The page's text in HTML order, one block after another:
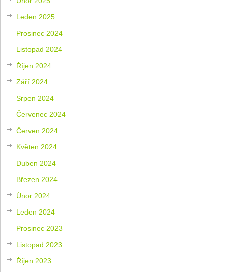
Leden 2025
Prosinec 2024
Listopad 2024
Říjen 2024
Září 2024
Srpen 2024
Červenec 2024
Červen 2024
Květen 2024
Duben 2024
Březen 2024
Únor 2024
Leden 2024
Prosinec 2023
Listopad 2023
Říjen 2023